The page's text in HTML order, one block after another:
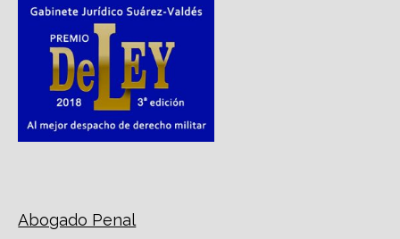
Abogado Penal